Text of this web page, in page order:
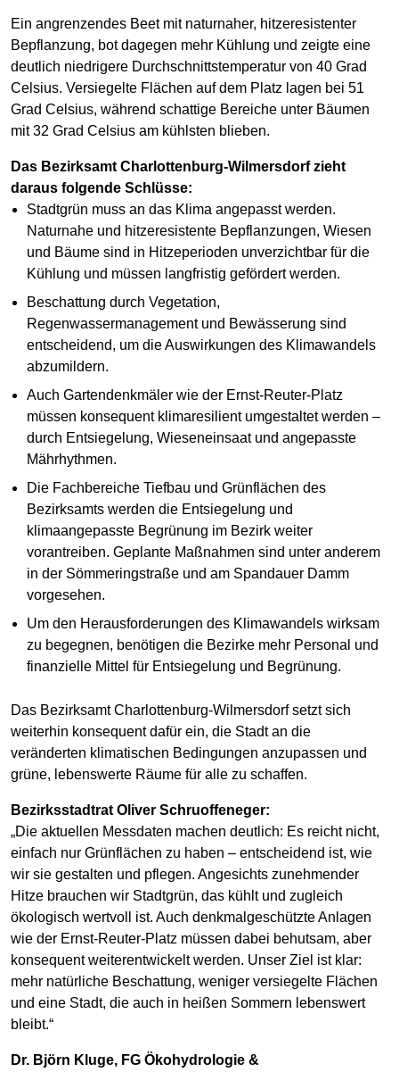
Ein angrenzendes Beet mit naturnaher, hitzeresistenter
Bepflanzung, bot dagegen mehr Kühlung und zeigte eine
deutlich niedrigere Durchschnittstemperatur von 40 Grad
Celsius. Versiegelte Flächen auf dem Platz lagen bei 51
Grad Celsius, während schattige Bereiche unter Bäumen
mit 32 Grad Celsius am kühlsten blieben.
Das Bezirksamt Charlottenburg-Wilmersdorf zieht
daraus folgende Schlüsse:
Stadtgrün muss an das Klima angepasst werden.
Naturnahe und hitzeresistente Bepflanzungen, Wiesen
und Bäume sind in Hitzeperioden unverzichtbar für die
Kühlung und müssen langfristig gefördert werden.
Beschattung durch Vegetation,
Regenwassermanagement und Bewässerung sind
entscheidend, um die Auswirkungen des Klimawandels
abzumildern.
Auch Gartendenkmäler wie der Ernst-Reuter-Platz
müssen konsequent klimaresilient umgestaltet werden –
durch Entsiegelung, Wieseneinsaat und angepasste
Mährhythmen.
Die Fachbereiche Tiefbau und Grünflächen des
Bezirksamts werden die Entsiegelung und
klimaangepasste Begrünung im Bezirk weiter
vorantreiben. Geplante Maßnahmen sind unter anderem
in der Sömmeringstraße und am Spandauer Damm
vorgesehen.
Um den Herausforderungen des Klimawandels wirksam
zu begegnen, benötigen die Bezirke mehr Personal und
finanzielle Mittel für Entsiegelung und Begrünung.
Das Bezirksamt Charlottenburg-Wilmersdorf setzt sich
weiterhin konsequent dafür ein, die Stadt an die
veränderten klimatischen Bedingungen anzupassen und
grüne, lebenswerte Räume für alle zu schaffen.
Bezirksstadtrat Oliver Schruoffeneger:
„Die aktuellen Messdaten machen deutlich: Es reicht nicht,
einfach nur Grünflächen zu haben – entscheidend ist, wie
wir sie gestalten und pflegen. Angesichts zunehmender
Hitze brauchen wir Stadtgrün, das kühlt und zugleich
ökologisch wertvoll ist. Auch denkmalgeschützte Anlagen
wie der Ernst-Reuter-Platz müssen dabei behutsam, aber
konsequent weiterentwickelt werden. Unser Ziel ist klar:
mehr natürliche Beschattung, weniger versiegelte Flächen
und eine Stadt, die auch in heißen Sommern lebenswert
bleibt.“
Dr. Björn Kluge, FG Ökohydrologie &